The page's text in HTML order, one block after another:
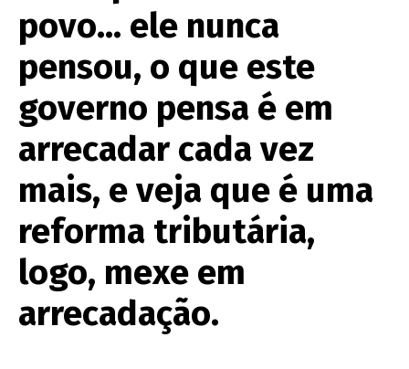
povo… ele nunca
pensou, o que este
governo pensa é em
arrecadar cada vez
mais, e veja que é uma
reforma tributária,
logo, mexe em
arrecadação.